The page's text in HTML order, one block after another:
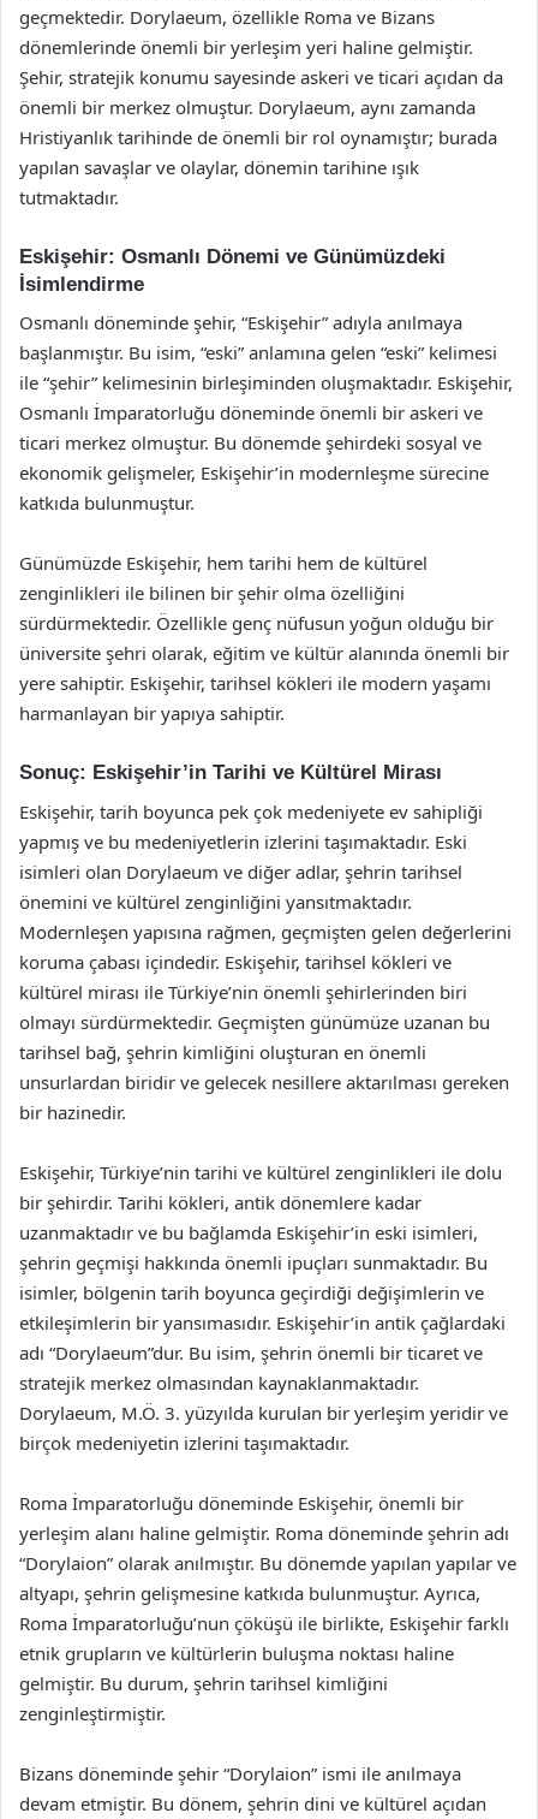
geçmektedir. Dorylaeum, özellikle Roma ve Bizans
dönemlerinde önemli bir yerleşim yeri haline gelmiştir.
Şehir, stratejik konumu sayesinde askeri ve ticari açıdan da
önemli bir merkez olmuştur. Dorylaeum, aynı zamanda
Hristiyanlık tarihinde de önemli bir rol oynamıştır; burada
yapılan savaşlar ve olaylar, dönemin tarihine ışık
tutmaktadır.
Eskişehir: Osmanlı Dönemi ve Günümüzdeki
İsimlendirme
Osmanlı döneminde şehir, “Eskişehir” adıyla anılmaya
başlanmıştır. Bu isim, “eski” anlamına gelen “eski” kelimesi
ile “şehir” kelimesinin birleşiminden oluşmaktadır. Eskişehir,
Osmanlı İmparatorluğu döneminde önemli bir askeri ve
ticari merkez olmuştur. Bu dönemde şehirdeki sosyal ve
ekonomik gelişmeler, Eskişehir’in modernleşme sürecine
katkıda bulunmuştur.
Günümüzde Eskişehir, hem tarihi hem de kültürel
zenginlikleri ile bilinen bir şehir olma özelliğini
sürdürmektedir. Özellikle genç nüfusun yoğun olduğu bir
üniversite şehri olarak, eğitim ve kültür alanında önemli bir
yere sahiptir. Eskişehir, tarihsel kökleri ile modern yaşamı
harmanlayan bir yapıya sahiptir.
Sonuç: Eskişehir’in Tarihi ve Kültürel Mirası
Eskişehir, tarih boyunca pek çok medeniyete ev sahipliği
yapmış ve bu medeniyetlerin izlerini taşımaktadır. Eski
isimleri olan Dorylaeum ve diğer adlar, şehrin tarihsel
önemini ve kültürel zenginliğini yansıtmaktadır.
Modernleşen yapısına rağmen, geçmişten gelen değerlerini
koruma çabası içindedir. Eskişehir, tarihsel kökleri ve
kültürel mirası ile Türkiye’nin önemli şehirlerinden biri
olmayı sürdürmektedir. Geçmişten günümüze uzanan bu
tarihsel bağ, şehrin kimliğini oluşturan en önemli
unsurlardan biridir ve gelecek nesillere aktarılması gereken
bir hazinedir.
Eskişehir, Türkiye’nin tarihi ve kültürel zenginlikleri ile dolu
bir şehirdir. Tarihi kökleri, antik dönemlere kadar
uzanmaktadır ve bu bağlamda Eskişehir’in eski isimleri,
şehrin geçmişi hakkında önemli ipuçları sunmaktadır. Bu
isimler, bölgenin tarih boyunca geçirdiği değişimlerin ve
etkileşimlerin bir yansımasıdır. Eskişehir’in antik çağlardaki
adı “Dorylaeum”dur. Bu isim, şehrin önemli bir ticaret ve
stratejik merkez olmasından kaynaklanmaktadır.
Dorylaeum, M.Ö. 3. yüzyılda kurulan bir yerleşim yeridir ve
birçok medeniyetin izlerini taşımaktadır.
Roma İmparatorluğu döneminde Eskişehir, önemli bir
yerleşim alanı haline gelmiştir. Roma döneminde şehrin adı
“Dorylaion” olarak anılmıştır. Bu dönemde yapılan yapılar ve
altyapı, şehrin gelişmesine katkıda bulunmuştur. Ayrıca,
Roma İmparatorluğu’nun çöküşü ile birlikte, Eskişehir farklı
etnik grupların ve kültürlerin buluşma noktası haline
gelmiştir. Bu durum, şehrin tarihsel kimliğini
zenginleştirmiştir.
Bizans döneminde şehir “Dorylaion” ismi ile anılmaya
devam etmiştir. Bu dönem, şehrin dini ve kültürel açıdan